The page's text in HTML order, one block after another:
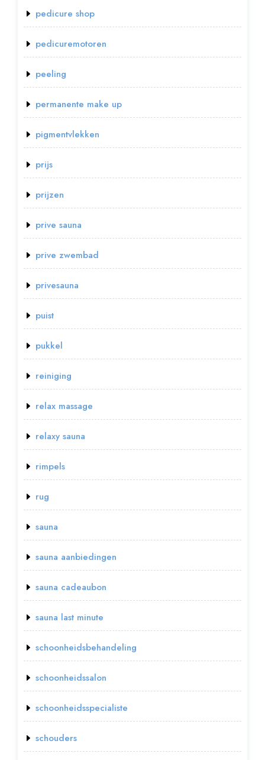
pedicure shop
pedicuremotoren
peeling
permanente make up
pigmentvlekken
prijs
prijzen
prive sauna
prive zwembad
privesauna
puist
pukkel
reiniging
relax massage
relaxy sauna
rimpels
rug
sauna
sauna aanbiedingen
sauna cadeaubon
sauna last minute
schoonheidsbehandeling
schoonheidssalon
schoonheidsspecialiste
schouders